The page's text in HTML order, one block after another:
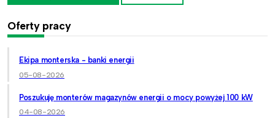
Oferty pracy
Ekipa monterska - banki energii
05-08-2026
Poszukuję monterów magazynów energii o mocy powyżej 100 kW
04-08-2026